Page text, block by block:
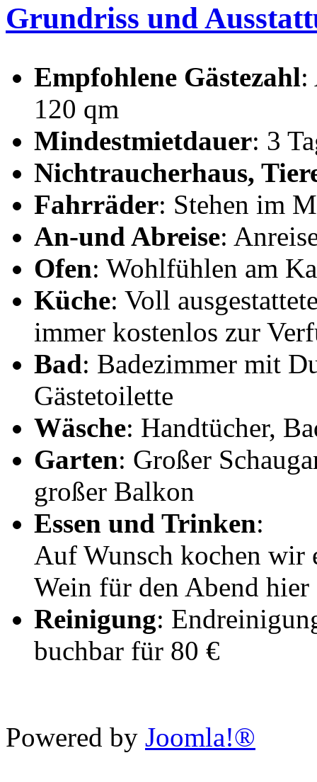
Grundriss und
Empfohlene Gästezahl:
120 qm
Mindestmietdauer: 3
Nichtraucherhaus,
Fahrräder: Stehen im
An-und Abreise:
Ofen: Wohlfühlen am
Küche: Voll
immer kostenlos zur
Bad: Badezimmer mit
Gästetoilette
Wäsche: Handtücher,
Garten: Großer
großer Balkon
Essen und Trinken:
Auf Wunsch kochen wir
Wein für den Abend
Reinigung:
buchbar für 80 €
Powered by Joomla!®